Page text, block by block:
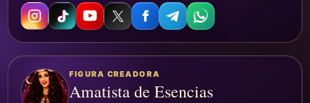
FIGURA CREADORA
Amatista de Esencias